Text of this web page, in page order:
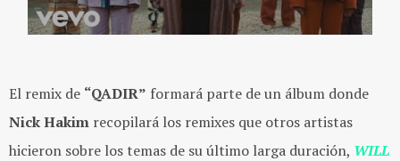
El remix de “QADIR” formará parte de un álbum donde
Nick Hakim recopilará los remixes que otros artistas
hicieron sobre los temas de su último larga duración, WILL